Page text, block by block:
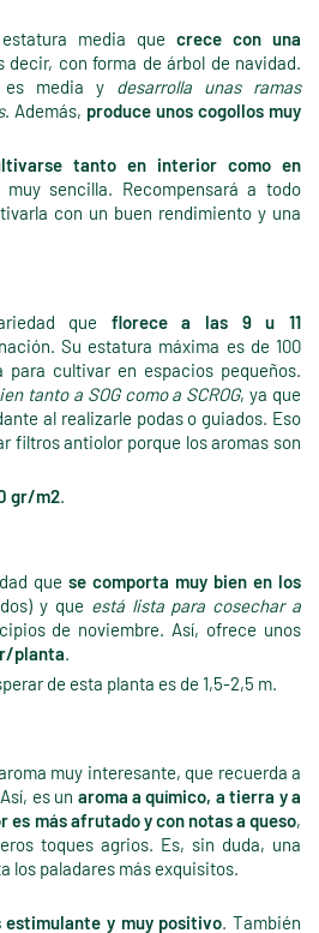
media que crece con una
decir, con forma de árbol de navidad.
es media y desarrolla unas ramas
. Además, produce unos cogollos muy
tanto en interior como en
sencilla. Recompensará a todo
con un buen rendimiento y una
que florece a las 9 u 11
Su estatura máxima es de 100
cultivar en espacios pequeños.
tanto a SOG como a SCROG, ya que
al realizarle podas o guiados. Eso
filtros antiolor porque los aromas son
gr/m2.
que se comporta muy bien en los
y que está lista para cosechar a
de noviembre. Así, ofrece unos
planta.
de esta planta es de 1,5-2,5 m.
muy interesante, que recuerda a
es un aroma a químico, a tierra y a
es más afrutado y con notas a queso,
toques agrios. Es, sin duda, una
los paladares más exquisitos.
y muy positivo. También